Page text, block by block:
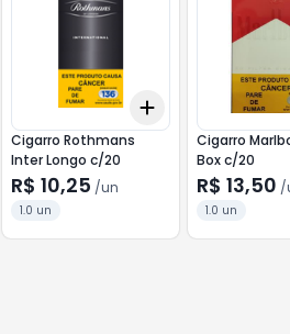
+10 +10
Add
Cigarro Rothmans
Inter Longo c/20
R$ 10,25 /un
1.0 un
Cigarro
Box c/20
R$ 13,50 /
1.0 un